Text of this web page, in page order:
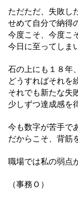
ただただ、失敗し
せめて自分で納得
今度こそ、今度こ
今日に至ってしま
石の上にも１８年
どうすればそれを
それでも新たな失
少しずつ達成感を
今も数字が苦手で
だからこそ、背筋
職場では私の弱点
（事務Ｏ）